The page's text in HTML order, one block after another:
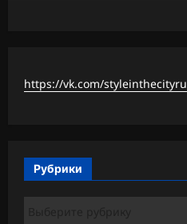
https://vk.com/styleinthecityru
Рубрики